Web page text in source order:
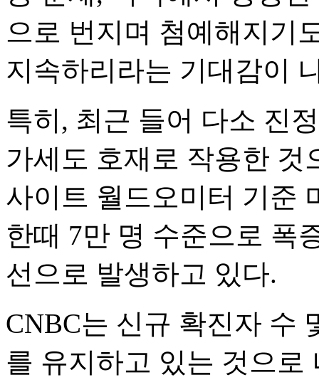
으로 번지며 첨예해지기
지속하리라는 기대감이
특히, 최근 들어 다소 진
가세도 호재로 작용한 것
사이트 월드오미터 기준
한때 7만 명 수준으로 폭
선으로 발생하고 있다.
CNBC는 신규 확진자 수
를 유지하고 있는 것으로